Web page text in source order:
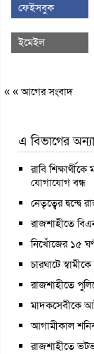
ফেইসবুক
ইমেইল
« «আগের সংবাদ
এ বিভাগের
রাবি
যোগাযোগ বন্ধ
নেতৃত্বের
রাজশাহীতে
নিখোঁজের ১৫
চারঘাটে
রাজশাহীতে
মাদকসেবীকে
আগামীকাল
রাজশাহীতে